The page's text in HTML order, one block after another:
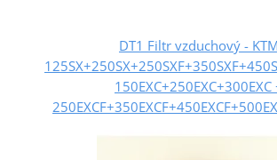
DT1 Filtr vzduchový - KTM
150EXC+250EXC+300EXC